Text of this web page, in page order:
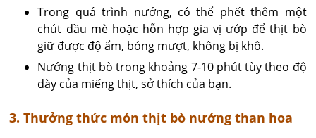
Trong quá trình nướng, có thể phết thêm một
chút dầu mè hoặc hỗn hợp gia vị ướp để thịt bò
giữ được độ ẩm, bóng mượt, không bị khô.
Nướng thịt bò trong khoảng 7-10 phút tùy theo độ
dày của miếng thịt, sở thích của bạn.
3. Thưởng thức món thịt bò nướng than hoa